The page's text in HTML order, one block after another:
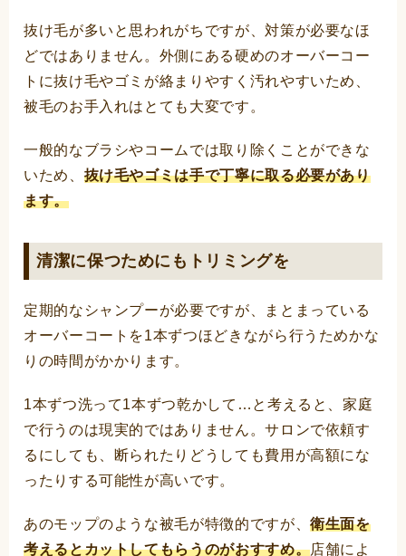
抜け毛が多いと思われがちですが、対策が必要なほ
どではありません。外側にある硬めのオーバーコー
トに抜け毛やゴミが絡まりやすく汚れやすいため、
被毛のお手入れはとても大変です。
一般的なブラシやコームでは取り除くことができな
いため、 抜け毛やゴミは手で丁寧に取る必要があり
ます。
清潔に保つためにもトリミングを
定期的なシャンプーが必要ですが、まとまっている
オーバーコートを1本ずつほどきながら行うためかな
りの時間がかかります。
1本ずつ洗って1本ずつ乾かして…と考えると、家庭
で行うのは現実的ではありません。サロンで依頼す
るにしても、断られたりどうしても費用が高額にな
ったりする可能性が高いです。
あのモップのような被毛が特徴的ですが、衛生面を
考えるとカットしてもらうのがおすすめ。店舗によ